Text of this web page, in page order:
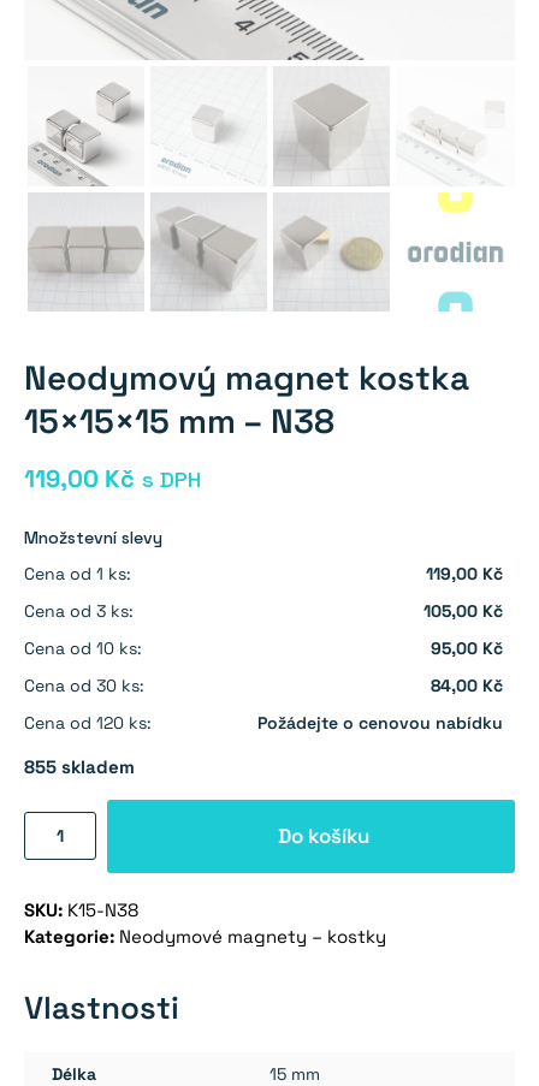
Neodymový magnet kostka
15×15×15 mm – N38
119,00 Kč s DPH
Množstevní slevy
Cena od 1 ks:
119,00 Kč
Cena od 3 ks:
105,00 Kč
Cena od 10 ks:
95,00 Kč
Cena od 30 ks:
84,00 Kč
Cena od 120 ks:
Požádejte o cenovou nabídku
855 skladem
Neodymový
magnet
15×15×15
mm
N38
množství
Do košíku
SKU: K15-N38
Kategorie: Neodymové magnety – kostky
Vlastnosti
Délka 15 mm